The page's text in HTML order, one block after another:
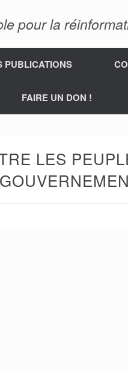
pour la
PUBLICATIONS
FAIRE UN DON !
LES